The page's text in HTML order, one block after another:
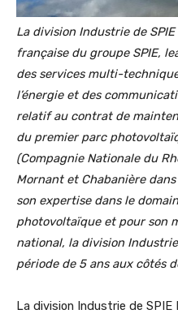
La division Industrie de
française du groupe SPIE,
des services multi-
l’énergie et des
relatif au contrat de
du premier parc
(Compagnie Nationale du
Mornant et Chabanière
son expertise dans le
photovoltaïque et pour son
national, la division
période de 5 ans aux côtés
La division Industrie de